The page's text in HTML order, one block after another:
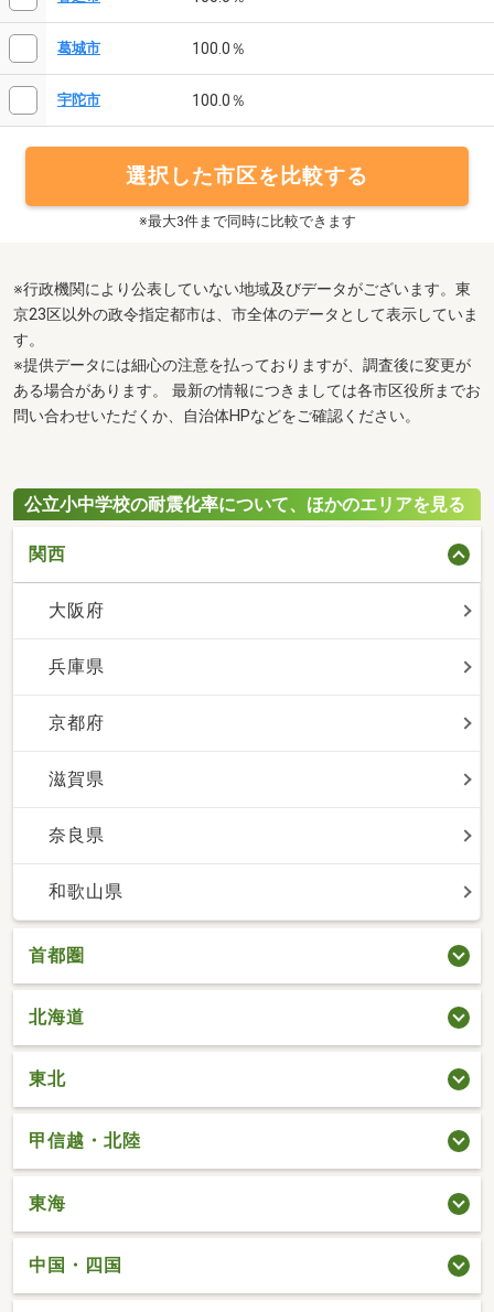
葛城市 100.0％
宇陀市 100.0％
選択した市区を比較する
※最大3件まで同時に比較できます
※行政機関により公表していない地域及びデータがございます。東
京23区以外の政令指定都市は、市全体のデータとして表示していま
す。
※提供データには細心の注意を払っておりますが、調査後に変更が
ある場合があります。 最新の情報につきましては各市区役所までお
問い合わせいただくか、自治体HPなどをご確認ください。
公立小中学校の耐震化率について、ほかのエリアを見る
関西
大阪府
兵庫県
京都府
滋賀県
奈良県
和歌山県
首都圏
北海道
東北
甲信越・北陸
東海
中国・四国